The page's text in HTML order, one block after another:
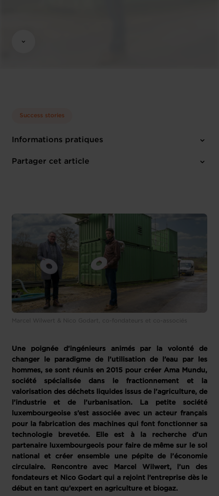
Success stories
Informations pratiques
Partager cet article
Marcel Wilwert & Nico Godart, co-fondateurs et co-associés
Une poignée d’ingénieurs animés par la volonté de
changer le paradigme de l’utilisation de l’eau par les
hommes, se sont réunis en 2015 pour créer Ama Mundu,
société spécialisée dans le fractionnement et la
valorisation des déchets liquides issus de l’agriculture, de
l’industrie et de l’urbanisation. La petite société
luxembourgeoise s’est associée avec un acteur français
pour la fabrication des machines qui font fonctionner sa
technologie brevetée. Elle est à la recherche d’un
partenaire luxembourgeois pour faire de même sur le sol
national et créer ensemble une pépite de l’économie
circulaire. Rencontre avec Marcel Wilwert, l’un des
fondateurs et Nico Godart qui a rejoint l’entreprise dès le
début en tant qu’expert en agriculture et biogaz.